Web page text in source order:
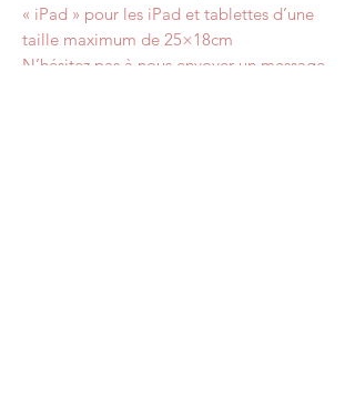
« iPad » pour les iPad et tablettes d’une
taille maximum de 25×18cm
N’hésitez pas à nous envoyer un message